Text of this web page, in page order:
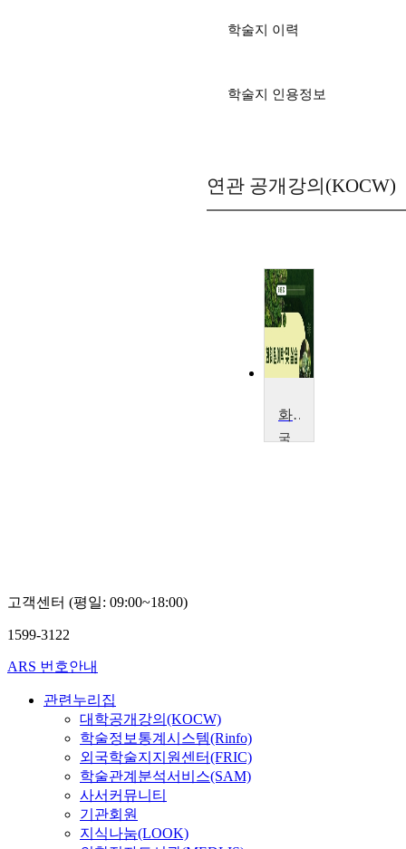
학술지 이력
학술지 인용정보
연관 공개강의(KOCW)
화훼원예학 및 실습
국
고객센터 (평일: 09:00~18:00)
1599-3122
ARS 번호안내
관련누리집
대학공개강의(KOCW)
학술정보통계시스템(Rinfo)
외국학술지지원센터(FRIC)
학술관계분석서비스(SAM)
사서커뮤니티
기관회원
지식나눔(LOOK)